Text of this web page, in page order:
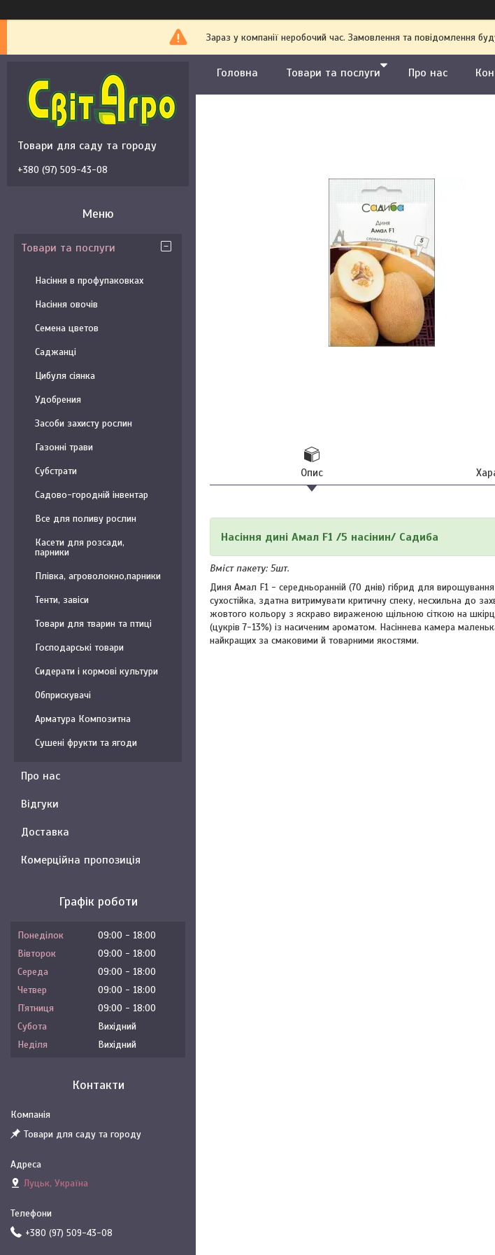
Зараз у компанії неробочий час. Замовлення та повідомлення
Головна Товари та послуги Про нас
Опис
Насіння дині Амал F1 /5 насінин/ Садиба
Вміст пакету: 5шт.
Диня Амал F1 - середньоранній (70 днів) гібрид для
сухостійка, здатна витримувати критичну спеку, несхильна до
жовтого кольору з яскраво вираженою щільною сіткою на
(цукрів 7-13%) із насиченим ароматом. Насіннева камера
найкращих за смаковими й товарними якостями.
Товари для саду та городу
+380 (97) 509-43-08
Товари та послуги
Насіння в профупаковках
Насіння овочів
Семена цветов
Саджанці
Цибуля сіянка
Удобрения
Засоби захисту рослин
Газонні трави
Субстрати
Садово-городній інвентар
Все для поливу рослин
Касети для розсади,
парники
Плівка, агроволокно,парники
Тенти, завіси
Товари для тварин та птиці
Господарські товари
Сидерати і кормові культури
Обприскувачі
Арматура Композитна
Сушені фрукти та ягоди
Про нас
Відгуки
Доставка
Комерційна пропозиція
Графік роботи
Понеділок 09:00
18:00
Вівторок
09:00
18:00
Середа
09:00
18:00
Четвер
09:00
18:00
Пʼятниця
09:00
18:00
Субота
Вихідний
Неділя
Вихідний
Контакти
Товари для саду та городу
Луцьк, Україна
+380 (97) 509-43-08